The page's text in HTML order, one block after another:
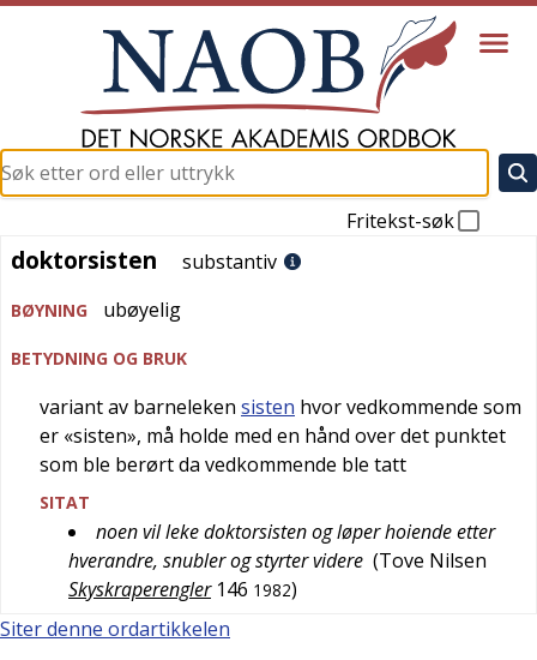
Fritekst-søk
doktorsisten
doktorsisten substantiv
BØYNING ubøyelig
BETYDNING OG BRUK
variant av barneleken sisten hvor vedkommende som
er «sisten», må holde med en hånd over det punktet
som ble berørt da vedkommende ble tatt
SITAT
noen vil leke doktorsisten og løper hoiende etter
hverandre, snubler og styrter videre (Tove Nilsen
Skyskraperengler 146 1982)
Siter denne ordartikkelen